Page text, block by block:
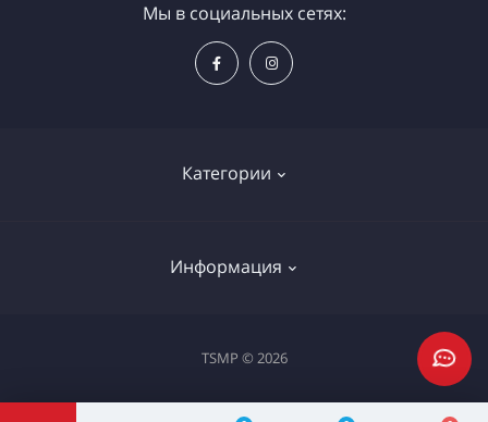
Категории
Электроинструменты
Информация
Доставка и оплата
Мы в социальных сетях:
TSMP © 2026